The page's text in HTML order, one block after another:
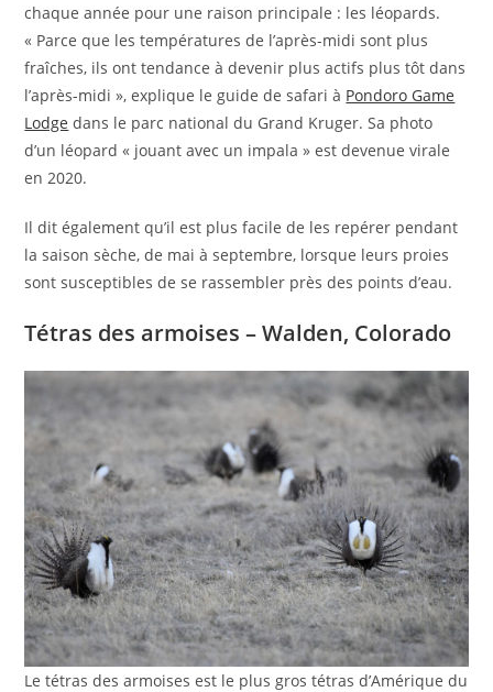
chaque année pour une raison principale : les léopards.
« Parce que les températures de l’après-midi sont plus
fraîches, ils ont tendance à devenir plus actifs plus tôt dans
l’après-midi », explique le guide de safari à Pondoro Game
Lodge dans le parc national du Grand Kruger. Sa photo
d’un léopard « jouant avec un impala » est devenue virale
en 2020.
Il dit également qu’il est plus facile de les repérer pendant
la saison sèche, de mai à septembre, lorsque leurs proies
sont susceptibles de se rassembler près des points d’eau.
Tétras des armoises – Walden, Colorado
Le tétras des armoises est le plus gros tétras d’Amérique du